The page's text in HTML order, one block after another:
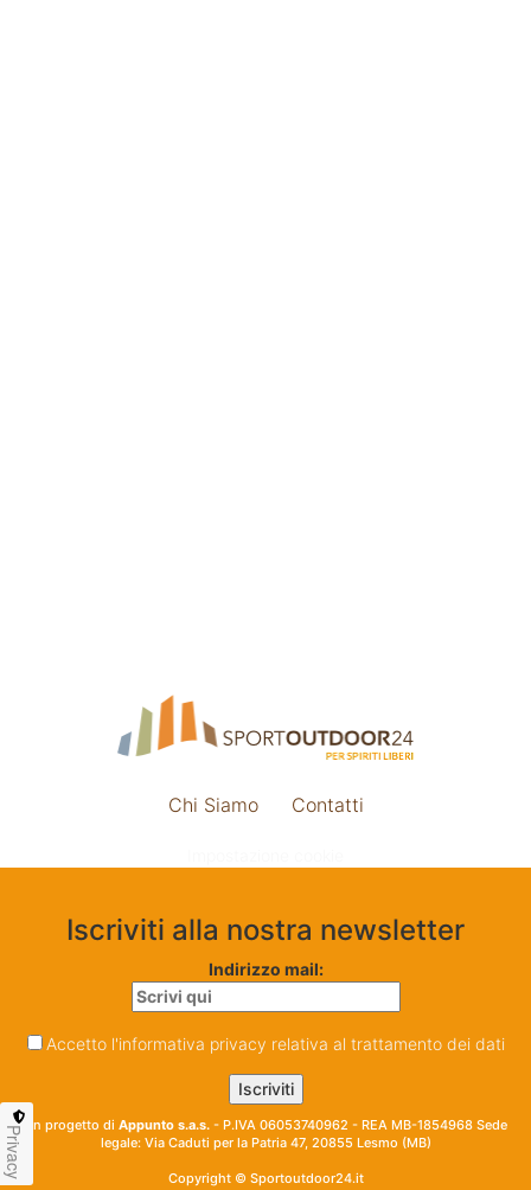
Chi Siamo Contatti
Iscriviti alla nostra newsletter
Indirizzo mail:
Accetto l'informativa privacy relativa al trattamento dei dati
Un progetto di Appunto s.a.s. - P.IVA 06053740962 - REA MB-1854968 Sede
legale: Via Caduti per la Patria 47, 20855 Lesmo (MB)
Copyright © Sportoutdoor24.it
Privacy